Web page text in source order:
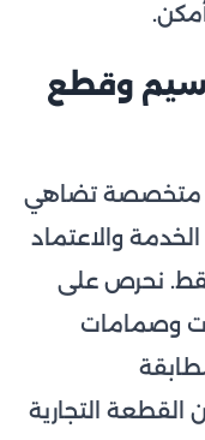
سيم وقطع
متخصصة تضاهي
والاعتماد
نحرص على
وصمامات
القطعة التجارية